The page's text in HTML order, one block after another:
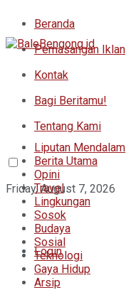
Beranda
Pemasangan Iklan
Kontak
Bagi Beritamu!
Tentang Kami
Friday, August 7, 2026
Login
Liputan Mendalam
Berita Utama
Opini
Travel
Lingkungan
Sosok
Budaya
Sosial
Teknologi
Gaya Hidup
Arsip